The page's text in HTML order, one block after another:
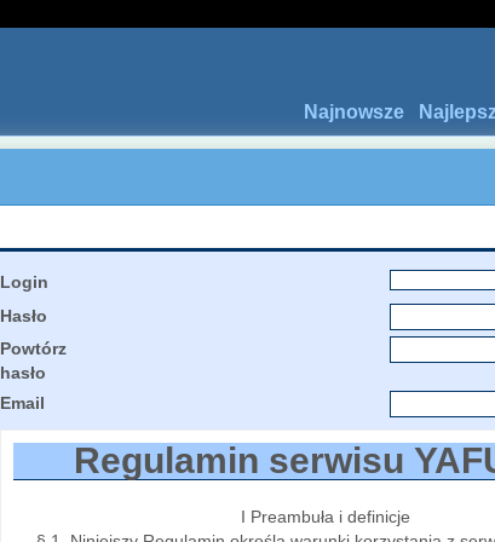
Najnowsze
Login
Hasło
Powtórz
hasło
Email
Regulamin serwisu
I Preambuła i definicje